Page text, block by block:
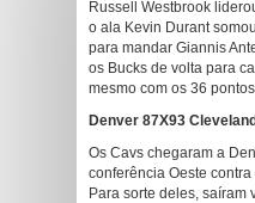
Russell Westbrook
o ala Kevin Durant
para mandar Giannis
os Bucks de volta para
mesmo com os 36
Denver 87X93 Cleveland
Os Cavs chegaram a
conferência Oeste
Para sorte deles, saíram